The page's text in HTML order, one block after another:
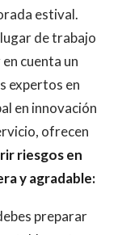
estival.
de trabajo
cuenta un
expertos en
en innovación
ofrecen
riesgos en
y agradable:
preparar